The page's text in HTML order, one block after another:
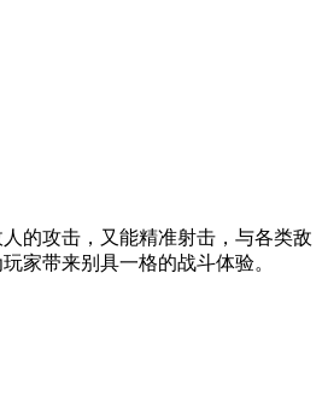
的攻击，又能精准射击，与各类敌
家带来别具一格的战斗体验。